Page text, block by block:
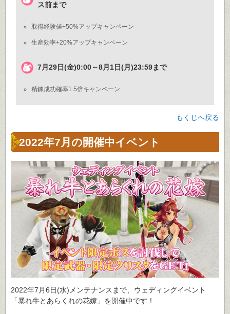
ス前まで
取得経験値+50%アップキャンペーン
生産効率+20%アップキャンペーン
7月29日(金)0:00～8月1日(月)23:59まで
精錬成功確率1.5倍キャンペーン
もくじへ戻る
2022年7月の開催中イベント
2022年7月6日(水)メンテナンスまで、ウェディングイベント
「暴れ牛とあらくれの花嫁」を開催中です！